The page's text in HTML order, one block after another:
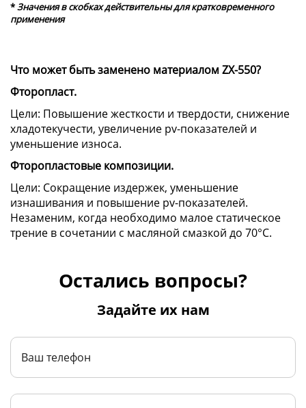
*Значения в скобках действительны для кратковременного
применения
Что может быть заменено материалом ZX-550?
Фторопласт.
Цели: Повышение жесткости и твердости, снижение
хладотекучести, увеличение pv-показателей и
уменьшение износа.
Фторопластовые композиции.
Цели: Сокращение издержек, уменьшение
изнашивания и повышение pv-показателей.
Незаменим, когда необходимо малое статическое
трение в сочетании с масляной смазкой до 70°C.
Остались вопросы?
Задайте их нам